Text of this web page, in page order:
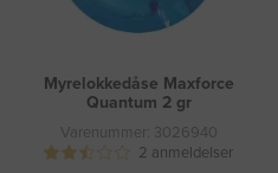
Myrelokkedåse Maxforce
Quantum 2 gr
Varenummer: 3026940
2 anmeldelser